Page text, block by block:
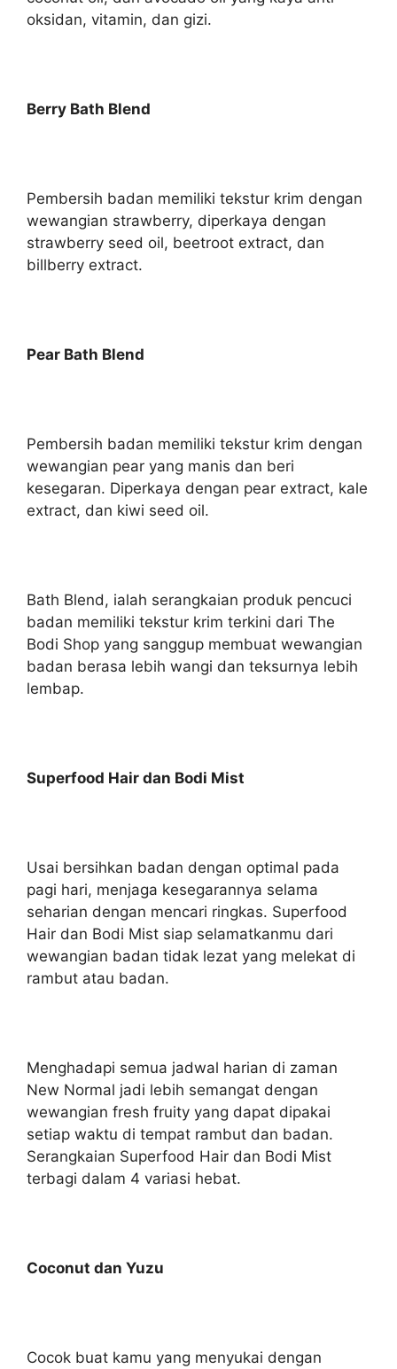
oksidan, vitamin, dan gizi.
Berry Bath Blend
Pembersih badan memiliki tekstur krim dengan
wewangian strawberry, diperkaya dengan
strawberry seed oil, beetroot extract, dan
billberry extract.
Pear Bath Blend
Pembersih badan memiliki tekstur krim dengan
wewangian pear yang manis dan beri
kesegaran. Diperkaya dengan pear extract, kale
extract, dan kiwi seed oil.
Bath Blend, ialah serangkaian produk pencuci
badan memiliki tekstur krim terkini dari The
Bodi Shop yang sanggup membuat wewangian
badan berasa lebih wangi dan teksurnya lebih
lembap.
Superfood Hair dan Bodi Mist
Usai bersihkan badan dengan optimal pada
pagi hari, menjaga kesegarannya selama
seharian dengan mencari ringkas. Superfood
Hair dan Bodi Mist siap selamatkanmu dari
wewangian badan tidak lezat yang melekat di
rambut atau badan.
Menghadapi semua jadwal harian di zaman
New Normal jadi lebih semangat dengan
wewangian fresh fruity yang dapat dipakai
setiap waktu di tempat rambut dan badan.
Serangkaian Superfood Hair dan Bodi Mist
terbagi dalam 4 variasi hebat.
Coconut dan Yuzu
Cocok buat kamu yang menyukai dengan